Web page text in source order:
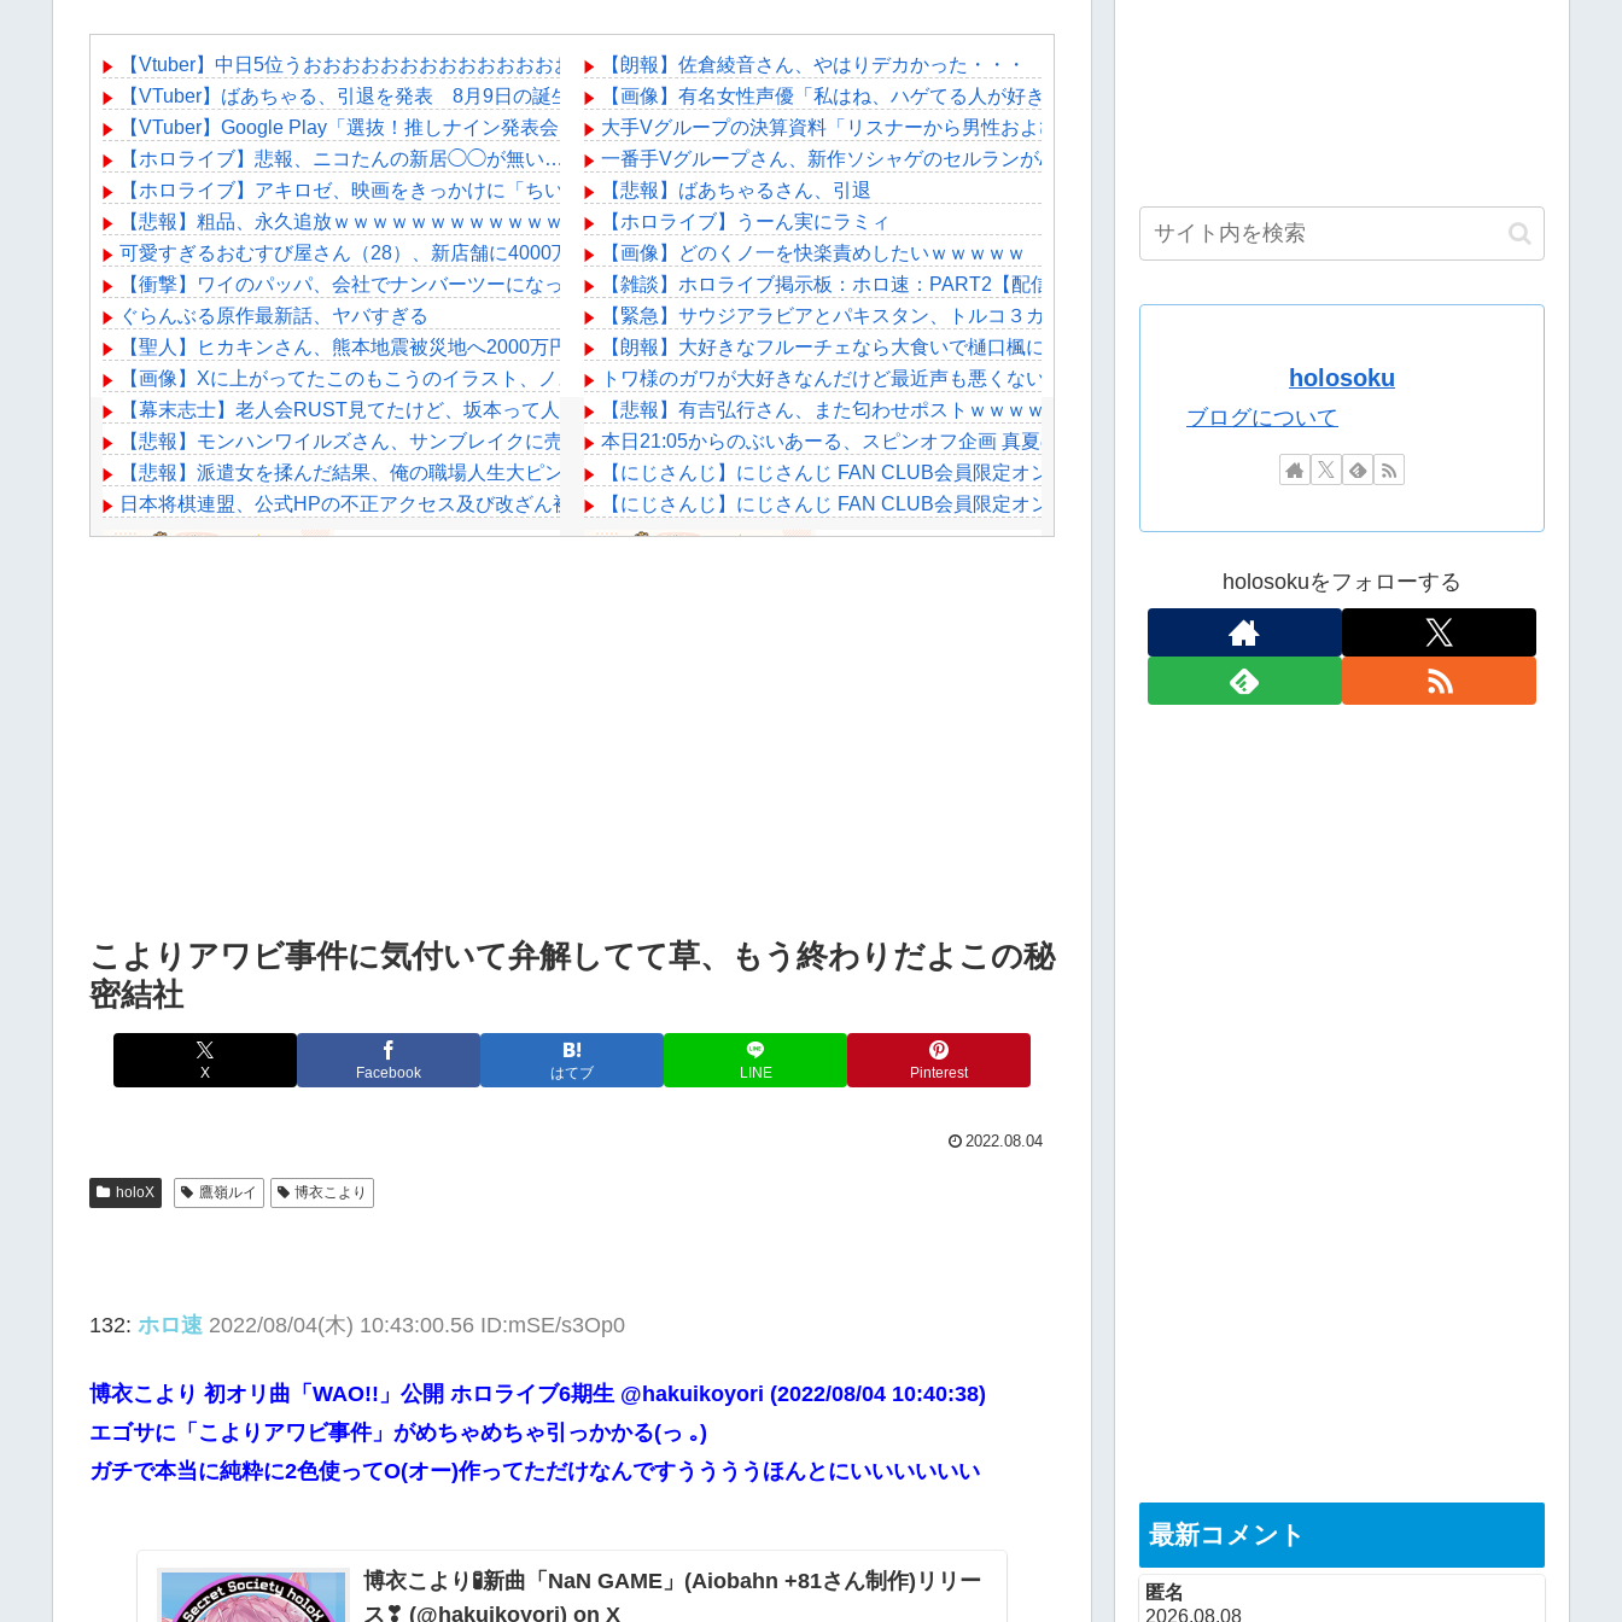
【Vtuber】中日5位うおおおおおおおおおおおおおおおお
【VTuber】ばあちゃる、引退を発表 8月9日の誕生日配信で詳細を説明「ずっと続けられなくて本当にごめんなさい」【8/9(日)15:00】
【VTuber】Google Play「選抜！推しナイン発表会」出演者発表！『にじだけと思ってたけど座長と除夜のケツおるやんけ』
【ホロライブ】悲報、ニコたんの新居◯◯が無い…
【ホロライブ】アキロゼ、映画をきっかけに「ちいかわ」にどハマり「今では毎晩1時間くらい見ながら入眠しています」
【悲報】粗品、永久追放ｗｗｗｗｗｗｗｗｗｗｗｗｗｗｗ（証拠あり）
可愛すぎるおむすび屋さん（28）、新店舗に4000万円クラファンした成功した結果弱男集団から叩かれてしまうｗｗｗｗ
【衝撃】ワイのパッパ、会社でナンバーツーになった結果ｗｗｗｗｗｗｗｗｗｗ
ぐらんぶる原作最新話、ヤバすぎる
【聖人】ヒカキンさん、熊本地震被災地へ2000万円の寄付！
【画像】Xに上がってたこのもこうのイラスト、ノスタルジックで良いね
【幕末志士】老人会RUST見てたけど、坂本って人との絡み方下手だよな
【悲報】モンハンワイルズさん、サンブレイクに売上を逆転される……
【悲報】派遣女を揉んだ結果、俺の職場人生大ピンチにwwwww
日本将棋連盟、公式HPの不正アクセス及び改ざん被害の調査結果公表
【朗報】佐倉綾音さん、やはりデカかった・・・
【画像】有名女性声優「私はね、ハゲてる人が好きなの」
大手Vグループの決算資料「リスナーから男性および、若年層が減少してきてる」←弱男がどんどん抜けてるの超朗報
一番手Vグループさん、新作ソシャゲのセルランがAndroidとiPhoneで違うと話題に……
【悲報】ばあちゃるさん、引退
【ホロライブ】うーん実にラミィ
【画像】どのくノ一を快楽責めしたいｗｗｗｗｗ
【雑談】ホロライブ掲示板：ホロ速：PART2【配信実況可】
【緊急】サウジアラビアとパキスタン、トルコ３カ国 相互防衛協定締結
【朗報】大好きなフルーチェなら大食いで樋口楓に勝てる説！七次元生徒会の挑戦「樋口楓 周防サンゴ 緑仙
トワ様のガワが大好きなんだけど最近声も悪くないなって思えてきた
【悲報】有吉弘行さん、また匂わせポストｗｗｗｗｗｗｗｗｗｗｗｗｗｗｗｗｗ
本日21:05からのぶいあーる、スピンオフ企画 真夏のホラーSP
【にじさんじ】にじさんじ FAN CLUB会員限定オンライントークイベント 「にじFANTalk Vol.6」の開催が決定！
【にじさんじ】にじさんじ FAN CLUB会員限定オンライントークイベント 「にじFANTalk Vol.6」の開催が決定！
こよりアワビ事件に気付いて弁解してて草、もう終わりだよこの秘
密結社
X Facebook はてブ LINE Pinterest
2022.08.04
holoX 鷹嶺ルイ 博衣こより
132: ホロ速 2022/08/04(木) 10:43:00.56 ID:mSE/s3Op0
博衣こより 初オリ曲「WAO!!」公開 ホロライブ6期生 @hakuikoyori (2022/08/04 10:40:38)
エゴサに「こよりアワビ事件」がめちゃめちゃ引っかかる(っ ｡)
ガチで本当に純粋に2色使ってO(オー)作ってただけなんですううううほんとにいいいいいい
博衣こより🧪新曲「NaN GAME」(Aiobahn +81さん制作)リリー
ス❣ (@hakuikoyori) on X
holosoku
ブログについて
holosokuをフォローする
最新コメント
匿名
2026.08.08